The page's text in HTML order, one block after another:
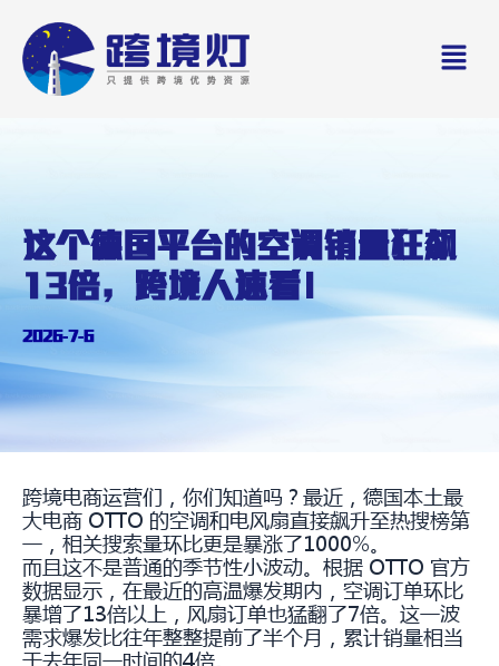
content
Menu
这个德国平台的空调销量狂飙
13倍，跨境人速看！
2026-7-6
跨境电商运营们，你们知道吗？最近，德国本土最
大电商 OTTO 的空调和电风扇直接飙升至热搜榜第
一，相关搜索量环比更是暴涨了1000%。
而且这不是普通的季节性小波动。根据 OTTO 官方
数据显示，在最近的高温爆发期内，空调订单环比
暴增了13倍以上，风扇订单也猛翻了7倍。这一波
需求爆发比往年整整提前了半个月，累计销量相当
于去年同一时间的4倍。